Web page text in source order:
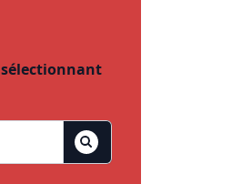
sélectionnant